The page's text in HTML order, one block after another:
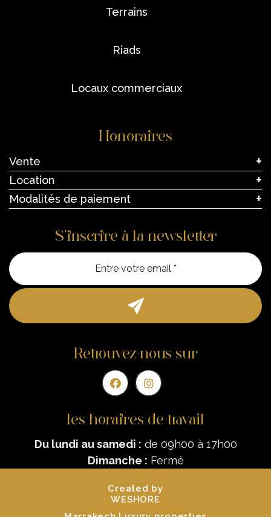
terrains
riads
locaux commerciaux
Honoraires
Vente
Location
Modalités de paiement
S’inscrire à la newsletter
Entre
Retrouvez-nous sur
les horaires de travail
Du lundi au samedi : de 09h00 à 17h00
Dimanche : Fermé
Created by
WESHORE